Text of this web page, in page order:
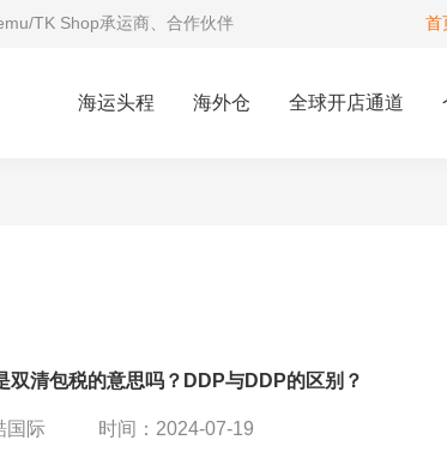
TK Shop承运商、合作伙伴 首
海运头程 海外仓 全球开店通道
双清包税的意思吗？DDP与DDP的区别？
国际 时间：2024-07-19